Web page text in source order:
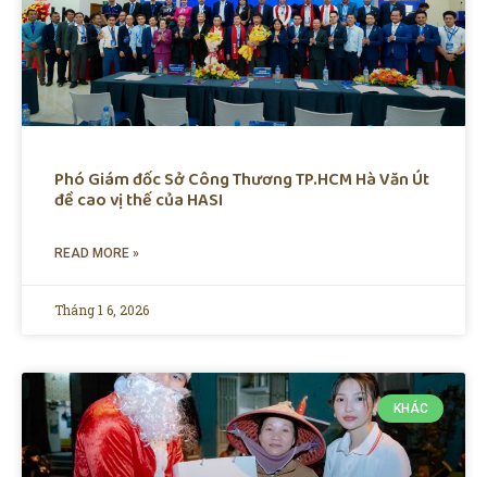
Phó Giám đốc Sở Công Thương TP.HCM Hà Văn Út
đề cao vị thế của HASI
READ MORE »
Tháng 1 6, 2026
KHÁC